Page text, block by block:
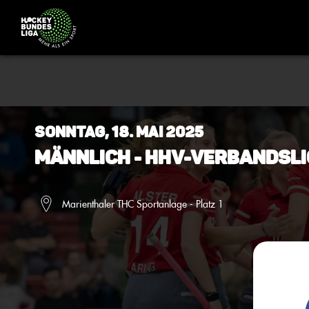
Sonntag, 18. Mai 2025
Männlich - HHV-
Marienthaler THC Sportanlage - Platz 1